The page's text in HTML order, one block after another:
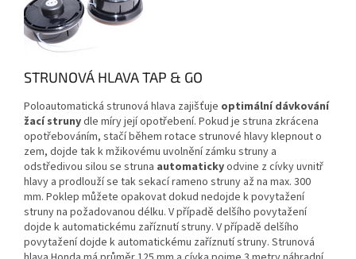
STRUNOVÁ HLAVA TAP & GO
Poloautomatická strunová hlava zajišťuje optimální dávkování
žací strunydle míry její opotřebení. Pokud je struna zkrácena
opotřebováním, stačí během rotace strunové hlavy klepnout o
zem, dojde tak k mžikovému uvolnění zámku struny a
odstředivou silou se struna automatickyodvine z cívky uvnitř
hlavy a prodlouží se tak sekací rameno struny až na max. 300
mm. Poklep můžete opakovat dokud nedojde k povytažení
struny na požadovanou délku. V případě delšího povytažení
dojde k automatickému zaříznutí struny. V případě delšího
povytažení dojde k automatickému zaříznutí struny. Strunová